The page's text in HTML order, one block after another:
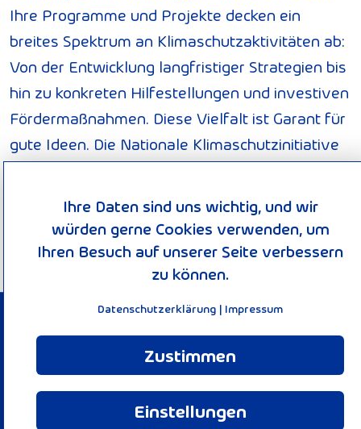
Ihre Programme und Projekte decken ein
breites Spektrum an Klimaschutzaktivitäten ab:
Von der Entwicklung langfristiger Strategien bis
hin zu konkreten Hilfestellungen und investiven
Fördermaßnahmen. Diese Vielfalt ist Garant für
gute Ideen. Die Nationale Klimaschutzinitiative
trägt zu einer Verankerung des Klimaschutzes
und Verbraucher ebenso wie Unternehmen,
Kommunen oder Bildungseinrichtungen.
© 2026 KEEN-Verbund
Impressum
Datenschutzerklärung
Einwilligungserklärung
Ihre Daten sind uns wichtig, und wir
würden gerne Cookies verwenden, um
Ihren Besuch auf unserer Seite verbessern
zu können.
Datenschutzerklärung | Impressum
Zustimmen
Einstellungen